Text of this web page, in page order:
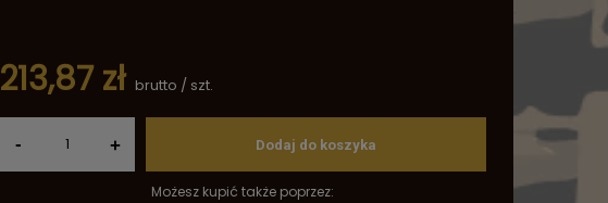
213,87 zł brutto / szt.
- + Dodaj do koszyka
Możesz kupić także poprzez: